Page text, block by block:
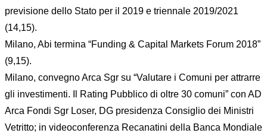
previsione dello Stato per il 2019 e triennale 2019/2021
(14,15).
Milano, Abi termina “Funding & Capital Markets Forum 2018”
(9,15).
Milano, convegno Arca Sgr su “Valutare i Comuni per attrarre
gli investimenti. Il Rating Pubblico di oltre 30 comuni” con AD
Arca Fondi Sgr Loser, DG presidenza Consiglio dei Ministri
Vetritto; in videoconferenza Recanatini della Banca Mondiale